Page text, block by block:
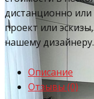
дистанционно или
проект или
нашему дизайнеру.
Описание
Отзывы (0)